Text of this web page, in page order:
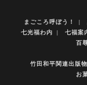
まごころ呼ぼう！
七光福わ内
七福案
百
竹田和平関連出版物
お